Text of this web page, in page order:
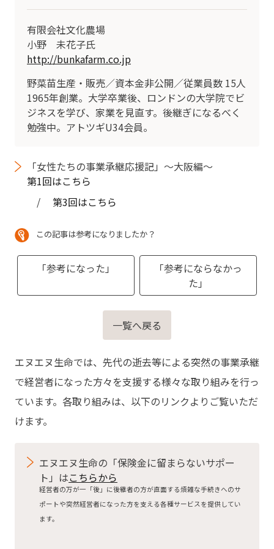
有限会社文化農場
小野 未花子氏
http://bunkafarm.co.jp
野菜苗生産・販売／資本金非公開／従業員数 15人
1965年創業。大学卒業後、ロンドンの大学院でビ
ジネスを学び、家業を見直す。後継ぎになるべく
勉強中。アトツギU34会員。
「女性たちの事業承継応援記」～大阪編～
第1回はこちら
/ 第3回はこちら
この記事は参考になりましたか？
「参考になった」
「参考にならなかっ
た」
一覧へ戻る
エヌエヌ生命では、先代の逝去等による突然の事業承継
で経営者になった方々を支援する様々な取り組みを行っ
ています。各取り組みは、以下のリンクよりご覧いただ
けます。
エヌエヌ生命の「保険金に留まらないサポー
ト」はこちらから
経営者の万が一「後」に後継者の方が直面する煩雑な手続きへのサ
ポートや突然経営者になった方を支える各種サービスを提供してい
ます。